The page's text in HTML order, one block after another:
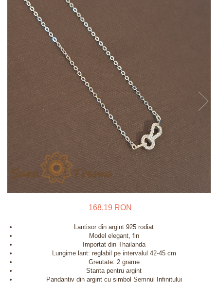
Bijuterii pentru barbati
Lanturi
Bratari
Talismane
Verighete
Bijuterii din argint placate cu aur
168,19 RON
Lantisor din argint 925 rodiat
Model elegant, fin
Importat din Thailanda
Lungime lant: reglabil pe intervalul 42-45 cm
Greutate: 2 grame
Stanta pentru argint
Pandantiv din argint cu simbol Semnul Infinitului